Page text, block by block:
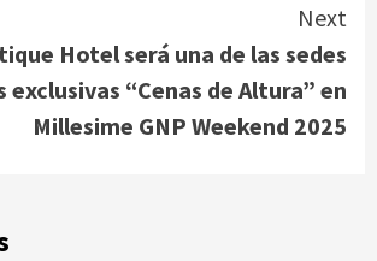
Next
Hotel será una de las sedes
exclusivas “Cenas de Altura” en
Millesime GNP Weekend 2025